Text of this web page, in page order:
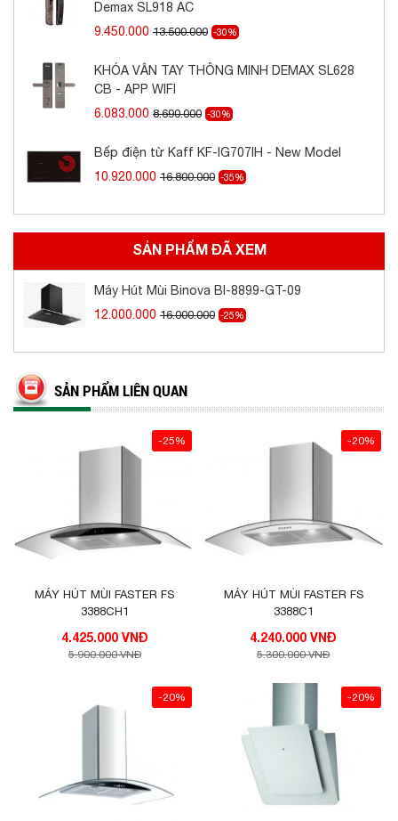
Demax SL918 AC
9.450.000 13.500.000 -30%
KHÓA VÂN TAY THÔNG MINH DEMAX SL628
CB - APP WIFI
6.083.000 8.690.000 -30%
Bếp điện từ Kaff KF-IG707IH - New Model
10.920.000 16.800.000 -35%
SẢN PHẨM ĐÃ XEM
Máy Hút Mùi Binova BI-8899-GT-09
12.000.000 16.000.000 -25%
SẢN PHẨM LIÊN QUAN
-25%
MÁY HÚT MÙI FASTER FS
3388CH1
4.425.000 VNĐ
5.900.000 VNĐ
-20%
MÁY HÚT MÙI FASTER FS
3388C1
4.240.000 VNĐ
5.300.000 VNĐ
-20% -20%